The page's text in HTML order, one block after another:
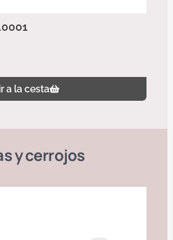
a la cesta
y cerrojos